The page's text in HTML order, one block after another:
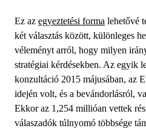
Ez az egyeztetési forma lehetővé
két választás között, különleges
véleményt arról, hogy milyen
stratégiai kérdésekben. Az egyik
konzultáció 2015 májusában, az
idején volt, és a bevándorlásról,
Ekkor az 1,254 millióan vettek
válaszadók túlnyomó többsége